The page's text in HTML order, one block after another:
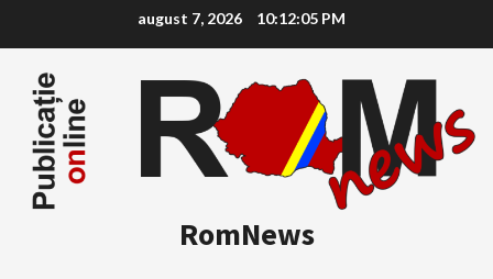
content
august 7, 2026 10:12:06 PM
RomNews